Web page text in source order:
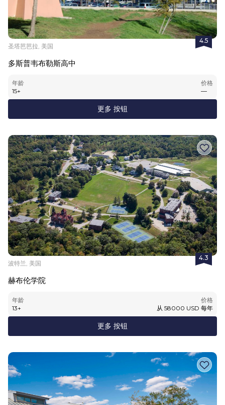
4.5
圣塔芭芭拉, 美国
多斯普韦布勒斯高中
年龄
15+
价格
—
更多 按钮
4.3
波特兰, 美国
赫布伦学院
年龄
13+
价格
从 58000 USD 每年
更多 按钮